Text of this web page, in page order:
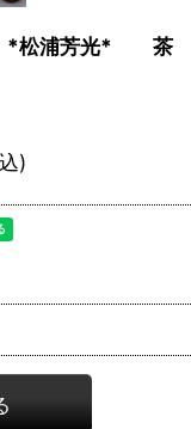
*松浦芳光* 茶
)